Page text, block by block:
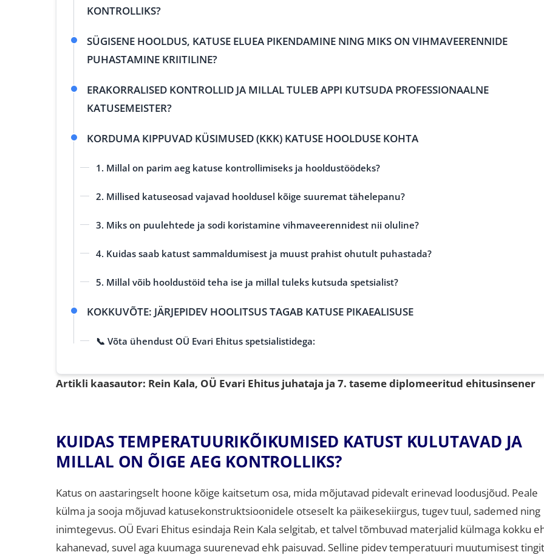
KONTROLLIKS?
SÜGISENE HOOLDUS, KATUSE ELUEA PIKENDAMINE NING MIKS ON VIHMAVEERENNIDE
PUHASTAMINE KRIITILINE?
ERAKORRALISED KONTROLLID JA MILLAL TULEB APPI KUTSUDA PROFESSIONAALNE
KATUSEMEISTER?
KORDUMA KIPPUVAD KÜSIMUSED (KKK) KATUSE HOOLDUSE KOHTA
1. Millal on parim aeg katuse kontrollimiseks ja hooldustöödeks?
2. Millised katuseosad vajavad hooldusel kõige suuremat tähelepanu?
3. Miks on puulehtede ja sodi koristamine vihmaveerennidest nii oluline?
4. Kuidas saab katust sammaldumisest ja muust prahist ohutult puhastada?
5. Millal võib hooldustöid teha ise ja millal tuleks kutsuda spetsialist?
KOKKUVÕTE: JÄRJEPIDEV HOOLITSUS TAGAB KATUSE PIKAEALISUSE
📞 Võta ühendust OÜ Evari Ehitus spetsialistidega:
Artikli kaasautor: Rein Kala, OÜ Evari Ehitus juhataja ja 7. taseme diplomeeritud ehitusinsener
KUIDAS TEMPERATUURIKÕIKUMISED KATUST KULUTAVAD JA
MILLAL ON ÕIGE AEG KONTROLLIKS?
Katus on aastaringselt hoone kõige kaitsetum osa, mida mõjutavad pidevalt erinevad loodusjõud. Peale
külma ja sooja mõjuvad katusekonstruktsioonidele otseselt ka päikesekiirgus, tugev tuul, sademed ning
inimtegevus. OÜ Evari Ehitus esindaja Rein Kala selgitab, et talvel tõmbuvad materjalid külmaga kokku
kahanevad, suvel aga kuumaga suurenevad ehk paisuvad. Selline pidev temperatuuri muutumisest